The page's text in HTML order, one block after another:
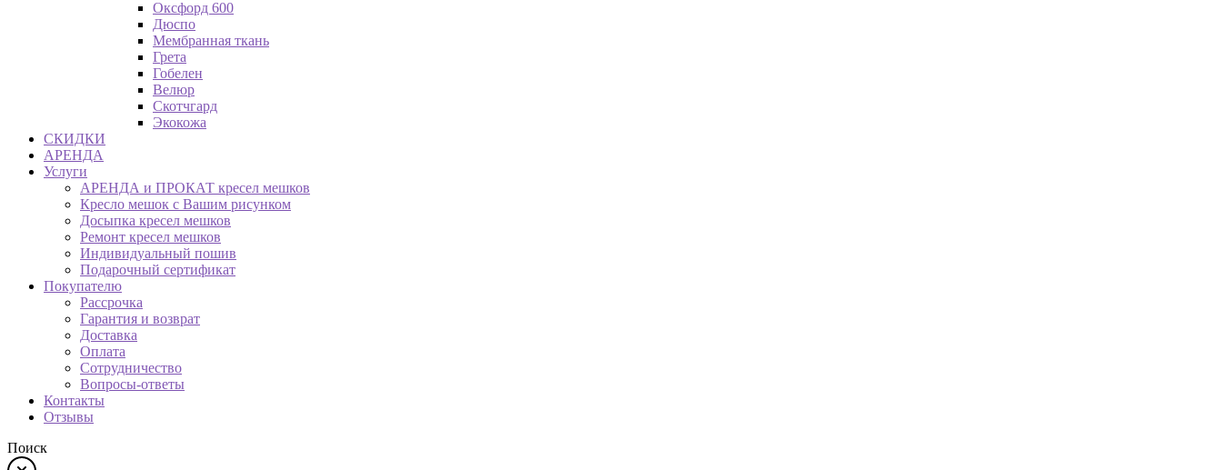
Оксфорд 600
Дюспо
Мембранная ткань
Грета
Гобелен
Велюр
Скотчгард
Экокожа
СКИДКИ
АРЕНДА
Услуги
АРЕНДА и ПРОКАТ кресел мешков
Кресло мешок с Вашим рисунком
Досыпка кресел мешков
Ремонт кресел мешков
Индивидуальный пошив
Подарочный сертификат
Покупателю
Рассрочка
Гарантия и возврат
Доставка
Оплата
Сотрудничество
Вопросы-ответы
Контакты
Отзывы
Поиск